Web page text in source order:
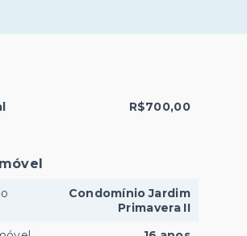
R$700,00
Condomínio Jardim
Primavera II